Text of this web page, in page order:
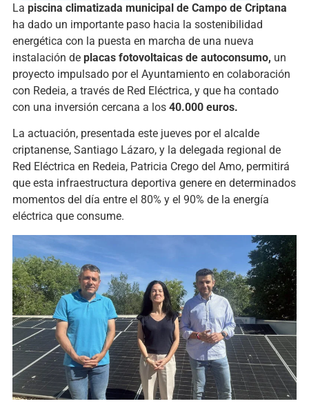
La piscina climatizada municipal de Campo de Criptana
ha dado un importante paso hacia la sostenibilidad
energética con la puesta en marcha de una nueva
instalación de placas fotovoltaicas de autoconsumo, un
proyecto impulsado por el Ayuntamiento en colaboración
con Redeia, a través de Red Eléctrica, y que ha contado
con una inversión cercana a los 40.000 euros.
La actuación, presentada este jueves por el alcalde
criptanense, Santiago Lázaro, y la delegada regional de
Red Eléctrica en Redeia, Patricia Crego del Amo, permitirá
que esta infraestructura deportiva genere en determinados
momentos del día entre el 80% y el 90% de la energía
eléctrica que consume.